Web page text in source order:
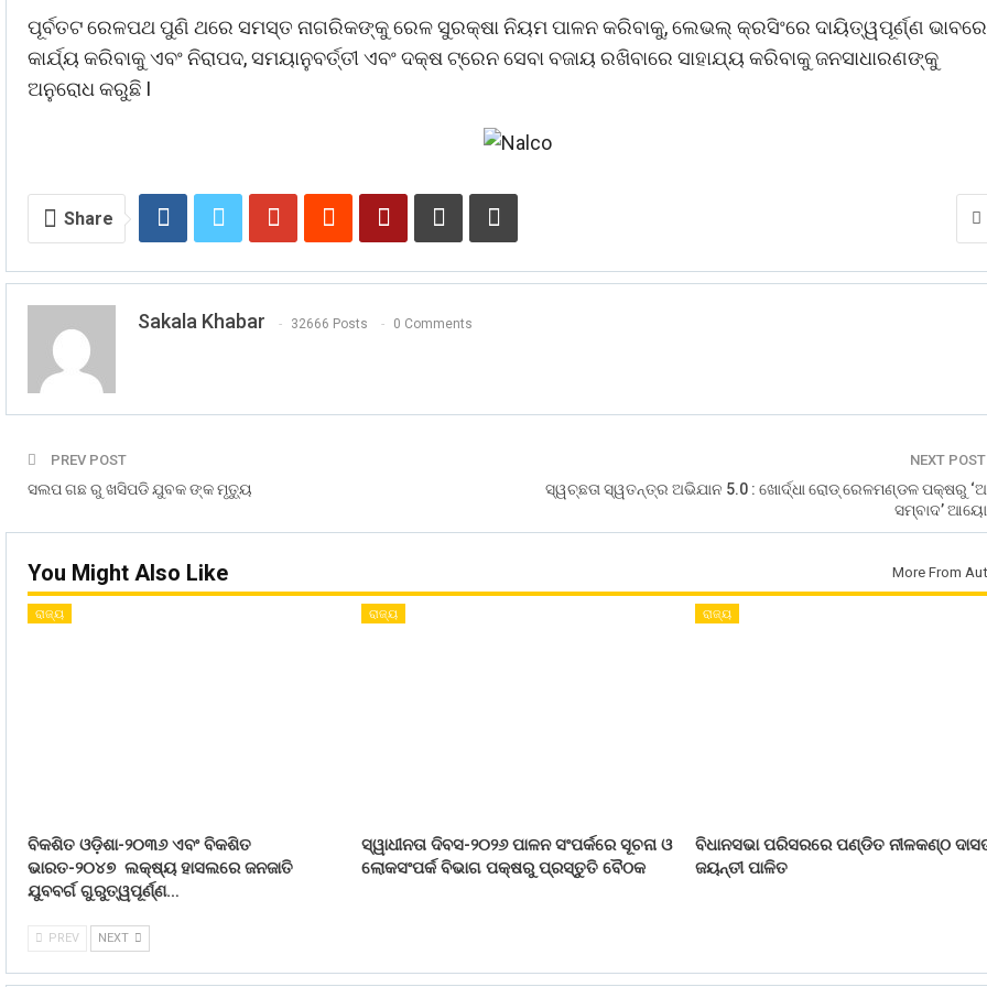
ପୂର୍ବତଟ ରେଳପଥ ପୁଣି ଥରେ ସମସ୍ତ ନାଗରିକଙ୍କୁ ରେଳ ସୁରକ୍ଷା ନିୟମ ପାଳନ କରିବାକୁ, ଲେଭଲ୍ କ୍ରସିଂରେ ଦାୟିତ୍ୱପୂର୍ଣ୍ଣ ଭାବରେ
କାର୍ଯ୍ୟ କରିବାକୁ ଏବଂ ନିରାପଦ, ସମୟାନୁବର୍ତ୍ତୀ ଏବଂ ଦକ୍ଷ ଟ୍ରେନ ସେବା ବଜାୟ ରଖିବାରେ ସାହାଯ୍ୟ କରିବାକୁ ଜନସାଧାରଣଙ୍କୁ
ଅନୁରୋଧ କରୁଛି I
Share
Sakala Khabar 32666 Posts 0 Comments
PREV POST
ସଲପ ଗଛ ରୁ ଖସିପଡି ଯୁବକ ଙ୍କ ମୃତ୍ୟୁ
NEXT POST
ସ୍ୱଚ୍ଛତା ସ୍ୱତନ୍ତ୍ର ଅଭିଯାନ 5.0 : ଖୋର୍ଦ୍ଧା ରୋଡ୍ ରେଳମଣ୍ଡଳ ପକ୍ଷରୁ
ସମ୍ବାଦ’
You Might Also Like More From
ରାଜ୍ୟ
ବିକଶିତ ଓଡ଼ିଶା-୨୦୩୬ ଏବଂ ବିକଶିତ
ଭାରତ-୨୦୪୭ ଲକ୍ଷ୍ୟ ହାସଲରେ ଜନଜାତି
ଯୁବବର୍ଗ ଗୁରୁତ୍ୱପୂର୍ଣ୍ଣ…
ରାଜ୍ୟ
ସ୍ୱାଧୀନତା ଦିବସ-୨୦୨୬ ପାଳନ ସଂପର୍କରେ ସୂଚନା ଓ
ଲୋକସଂପର୍କ ବିଭାଗ ପକ୍ଷରୁ ପ୍ରସ୍ତୁତି ବୈଠକ
ରାଜ୍ୟ
ବିଧାନସଭା ପରିସରରେ ପଣ୍ଡିତ ନୀଳକଣ୍ଠ
ଜୟନ୍ତୀ ପାଳିତ
PREV NEXT